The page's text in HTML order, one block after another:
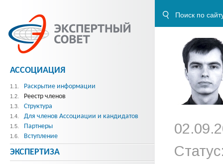
АССОЦИАЦИЯ
1.1. Раскрытие информации
1.2. Реестр членов
1.3. Структура
1.4. Для членов Ассоциации и кандидатов
1.5. Партнеры
1.6. Вступление
ЭКСПЕРТИЗА